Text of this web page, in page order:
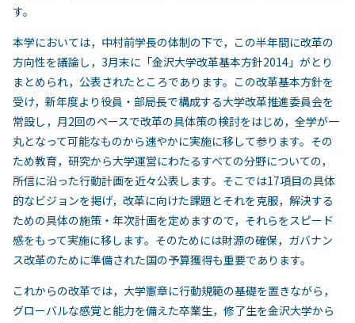
す。
本学においては，中村前学長の体制の下で，この半年間に改革の
方向性を議論し，3月末に「金沢大学改革基本方針2014」がとり
まとめられ，公表されたところであります。この改革基本方針を
受け，新年度より役員・部局長で構成する大学改革推進委員会を
常設し，月2回のペースで改革の具体策の検討をはじめ，全学が一
丸となって可能なものから速やかに実施に移して参ります。その
ため教育，研究から大学運営にわたるすべての分野についての，
所信に沿った行動計画を近々公表します。そこでは17項目の具体
的なビジョンを掲げ，改革に向けた課題とそれを克服，解決する
ための具体の施策・年次計画を定めますので，それらをスピード
感をもって実施に移します。そのためには財源の確保，ガバナン
ス改革のために準備された国の予算獲得も重要であります。
これからの改革では，大学憲章に行動規範の基礎を置きながら，
グローバルな感覚と能力を備えた卒業生，修了生を金沢大学から